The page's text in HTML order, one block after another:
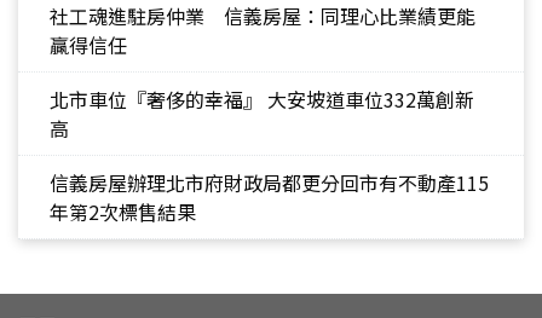
社工魂進駐房仲業 信義房屋：同理心比業績更能
贏得信任
北市車位『奢侈的幸福』 大安坡道車位332萬創新
高
信義房屋辦理北市府財政局都更分回市有不動產115
年第2次標售結果